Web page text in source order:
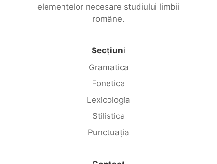
elementelor necesare studiului limbii
române.
Secțiuni
Gramatica
Fonetica
Lexicologia
Stilistica
Punctuația